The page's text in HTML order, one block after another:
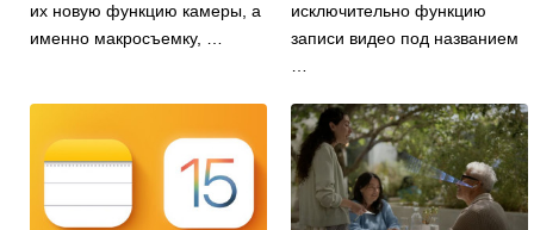
их новую функцию камеры, а
именно макросъемку, …
исключительно функцию
записи видео под названием
…